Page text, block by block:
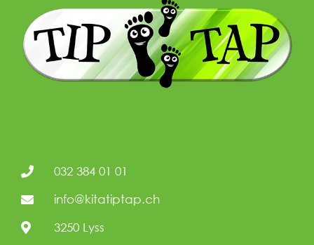
032 384 01 01
info@kitatiptap.ch
3250 Lyss